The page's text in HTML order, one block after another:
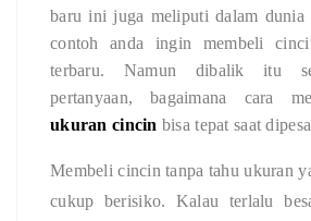
baru ini juga meliputi dalam dunia
contoh anda ingin membeli
terbaru. Namun dibalik itu
pertanyaan, bagaimana cara
ukuran cincin bisa tepat saat
Membeli cincin tanpa tahu ukuran
cukup berisiko. Kalau terlalu